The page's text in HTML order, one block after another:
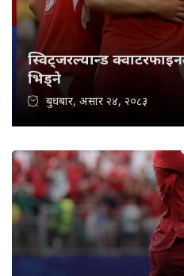
स्विट्जरल्यान्ड
भिड्ने
बुधबार, असार २४, २०८३